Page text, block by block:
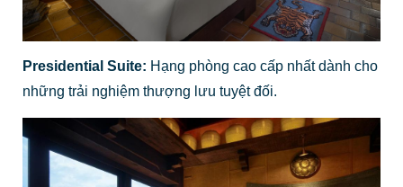
Presidential Suite: Hạng phòng cao cấp nhất dành cho
những trải nghiệm thượng lưu tuyệt đối.